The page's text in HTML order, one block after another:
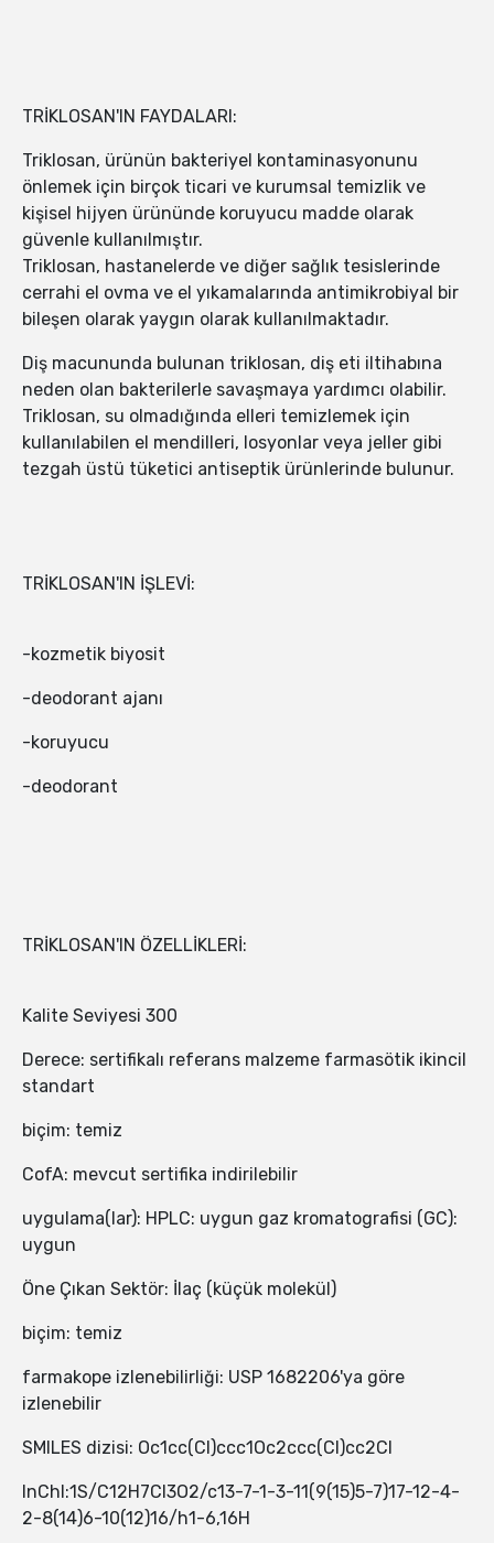
TRİKLOSAN'IN FAYDALARI:
Triklosan, ürünün bakteriyel kontaminasyonunu
önlemek için birçok ticari ve kurumsal temizlik ve
kişisel hijyen ürününde koruyucu madde olarak
güvenle kullanılmıştır.
Triklosan, hastanelerde ve diğer sağlık tesislerinde
cerrahi el ovma ve el yıkamalarında antimikrobiyal bir
bileşen olarak yaygın olarak kullanılmaktadır.
Diş macununda bulunan triklosan, diş eti iltihabına
neden olan bakterilerle savaşmaya yardımcı olabilir.
Triklosan, su olmadığında elleri temizlemek için
kullanılabilen el mendilleri, losyonlar veya jeller gibi
tezgah üstü tüketici antiseptik ürünlerinde bulunur.
TRİKLOSAN'IN İŞLEVİ:
-kozmetik biyosit
-deodorant ajanı
-koruyucu
-deodorant
TRİKLOSAN'IN ÖZELLİKLERİ:
Kalite Seviyesi 300
Derece: sertifikalı referans malzeme farmasötik ikincil
standart
biçim: temiz
CofA: mevcut sertifika indirilebilir
uygulama(lar): HPLC: uygun gaz kromatografisi (GC):
uygun
Öne Çıkan Sektör: İlaç (küçük molekül)
biçim: temiz
farmakope izlenebilirliği: USP 1682206'ya göre
izlenebilir
SMILES dizisi: Oc1cc(Cl)ccc1Oc2ccc(Cl)cc2Cl
InChI:1S/C12H7Cl3O2/c13-7-1-3-11(9(15)5-7)17-12-4-
2-8(14)6-10(12)16/h1-6,16H